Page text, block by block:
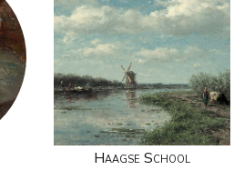
Haagse School